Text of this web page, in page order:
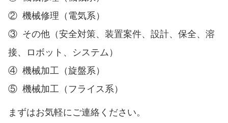
② 機械修理（電気系）
③ その他（安全対策、装置案件、設計、保全、溶
接、ロボット、システム）
④ 機械加工（旋盤系）
⑤ 機械加工（フライス系）
まずはお気軽にご連絡ください。